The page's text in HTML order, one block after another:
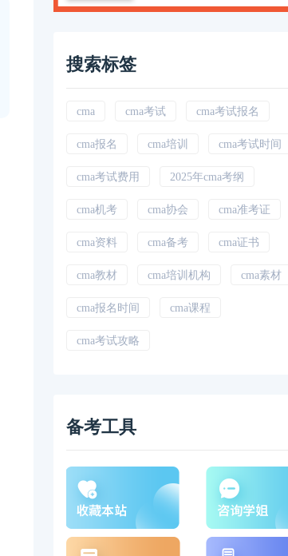
搜索标签
cma cma考试 cma考试报名
cma报名 cma培训 cma考试时间
cma考试费用 2025年cma考纲
cma机考 cma协会 cma准考证
cma资料 cma备考 cma证书
cma教材 cma培训机构 cma素材
cma报名时间 cma课程
cma考试攻略
备考工具